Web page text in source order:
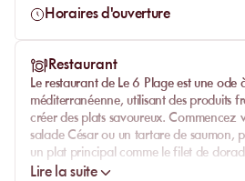
culinaire, Le 6 Plage est l'endroit
Horaires d'ouverture
Restaurant
Le restaurant de Le 6 Plage est une ode
méditerranéenne, utilisant des produits
créer des plats savoureux. Commencez
salade César ou un tartare de saumon,
un plat principal comme le filet de
canard aux épices douces. Les desserts,
Lire la suite